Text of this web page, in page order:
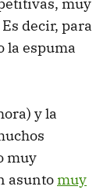
muy
Es decir, para
la espuma
y la
muy
asuntomuy